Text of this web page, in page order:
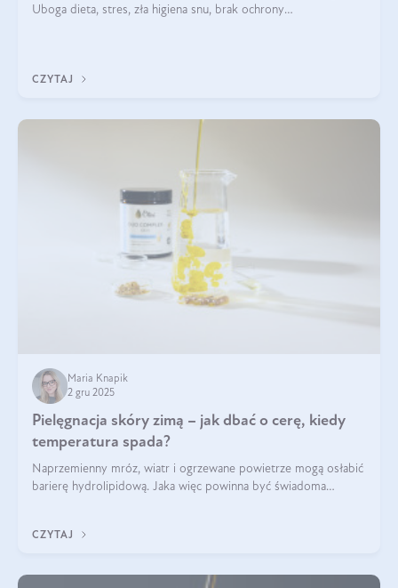
Uboga dieta, stres, zła higiena snu, brak ochrony
CZYTAJ
Maria Knapik
2 gru 2025
Pielęgnacja skóry zimą – jak dbać o cerę, kiedy
temperatura spada?
Naprzemienny mróz, wiatr i ogrzewane powietrze mogą osłabić
barierę hydrolipidową. Jaka więc powinna być świadoma
CZYTAJ